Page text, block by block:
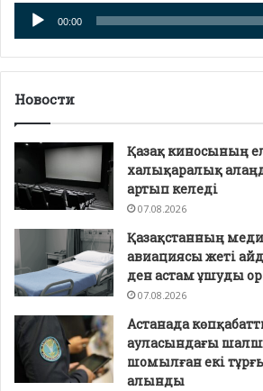
Аудио
плейер
00:00
Новости
Қазақ киносының
халықаралық
артып келеді
07.08.2026
Қазақстанның
авиациясы жеті
ден астам ұшуды
07.08.2026
Астанада
ауласындағы
шомылған екі
алынды